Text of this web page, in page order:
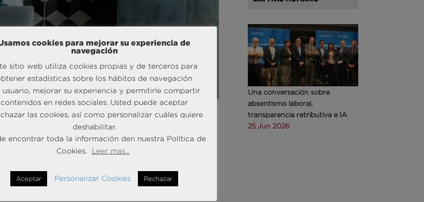
mitos y realidades
esencia de la vida no era algo aceptable, dado que la
mientras que la segunda tiene el concepto «finito» como algo
Una conversación sobre
absentismo laboral,
transparencia retributiva e IA
25 Jun 2026
cookies para mejorar su experiencia de
navegación
sitio web utiliza cookies propias y de terceros para
estadísticas sobre los hábitos de navegación
usuario, mejorar su experiencia y permitirle compartir
contenidos en redes sociales. Usted puede aceptar
las cookies, así como personalizar cuáles quiere
deshabilitar.
encontrar toda la información den nuestra Política de
Cookies.
Leer mas...
Aceptar Personalizar Cookies Rechazar